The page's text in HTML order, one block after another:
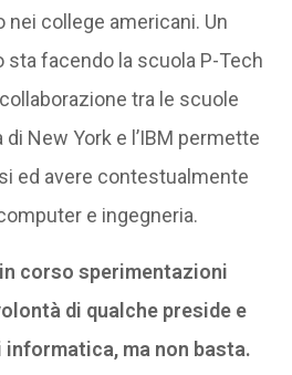
nei college americani. Un
facendo la scuola P-Tech
tra le scuole
di New York e l’IBM permette
ed avere contestualmente
e ingegneria.
corso sperimentazioni
di qualche preside e
ma non basta.